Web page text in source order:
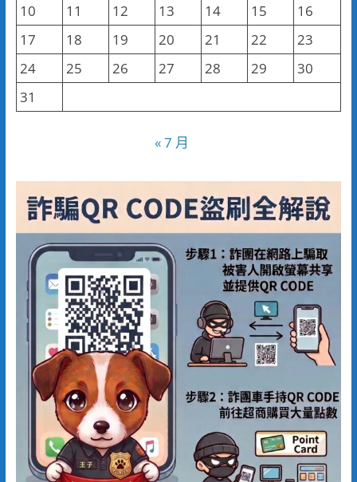
10
11 12 13 14 15
16
17
18 19 20 21 22
23
24
25 26 27 28 29
30
31
« 7 月